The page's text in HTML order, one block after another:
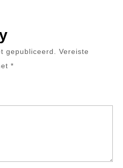
gepubliceerd.
Vereiste
*